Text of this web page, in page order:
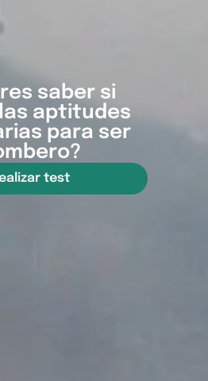
saber si
aptitudes
para ser
test